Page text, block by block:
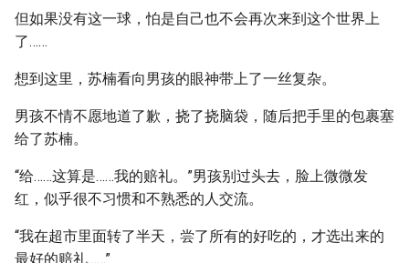
但如果没有这一球，怕是自己也不会再次来到这个世界上
了……
想到这里，苏楠看向男孩的眼神带上了一丝复杂。
男孩不情不愿地道了歉，挠了挠脑袋，随后把手里的包裹塞
给了苏楠。
“给……这算是……我的赔礼。”男孩别过头去，脸上微微发
红，似乎很不习惯和不熟悉的人交流。
“我在超市里面转了半天，尝了所有的好吃的，才选出来的
最好的赔礼……”